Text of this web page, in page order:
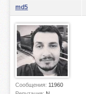
md5
Сообщения: 11960